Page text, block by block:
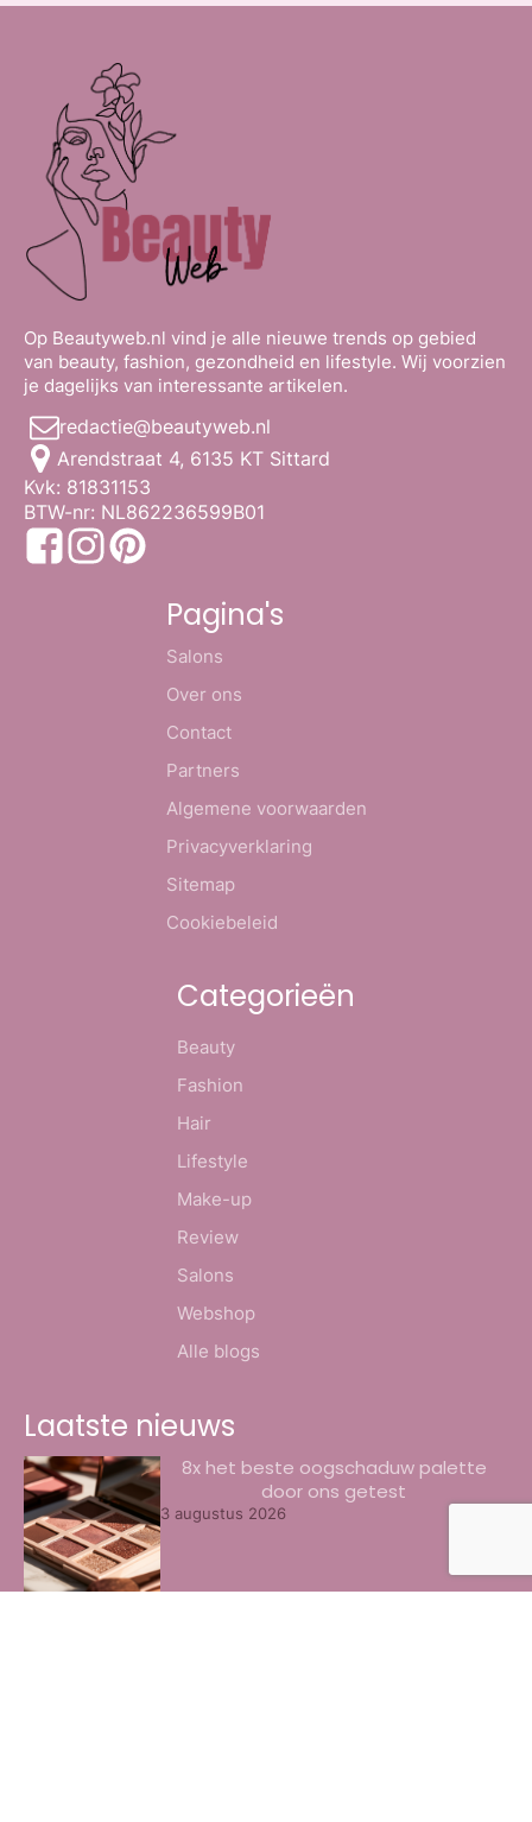
Op Beautyweb.nl vind je alle nieuwe trends op gebied
van beauty, fashion, gezondheid en lifestyle. Wij voorzien
je dagelijks van interessante artikelen.
redactie@beautyweb.nl
Arendstraat 4, 6135 KT Sittard
Kvk: 81831153
BTW-nr: NL862236599B01
Pagina's
Salons
Over ons
Contact
Partners
Algemene voorwaarden
Privacyverklaring
Sitemap
Cookiebeleid
Categorieën
Beauty
Fashion
Hair
Lifestyle
Make-up
Review
Salons
Webshop
Alle blogs
Laatste nieuws
8x het beste oogschaduw palette
door ons getest
3 augustus 2026